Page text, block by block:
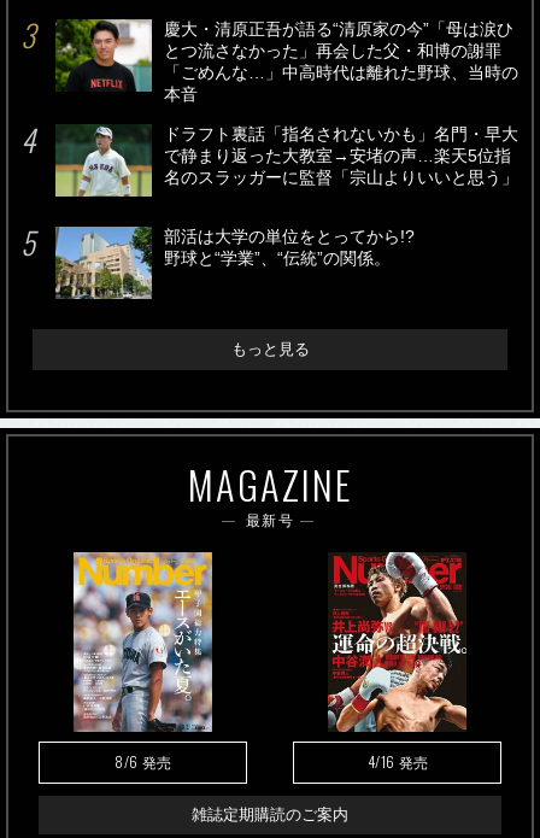
慶大・清原正吾が語る“清原家の今”「母は涙ひ
とつ流さなかった」再会した父・和博の謝罪
「ごめんな…」中高時代は離れた野球、当時の
本音
ドラフト裏話「指名されないかも」名門・早大
で静まり返った大教室→安堵の声…楽天5位指
名のスラッガーに監督「宗山よりいいと思う」
部活は大学の単位をとってから!?
野球と“学業”、“伝統”の関係。
もっと見る
MAGAZINE
最新号
8/6 発売 4/16 発売
雑誌定期購読のご案内